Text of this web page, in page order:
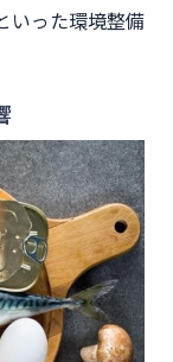
いった環境整備